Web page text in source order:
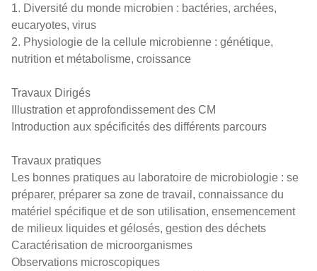
1. Diversité du monde microbien : bactéries, archées,
eucaryotes, virus
2. Physiologie de la cellule microbienne : génétique,
nutrition et métabolisme, croissance
Travaux Dirigés
Illustration et approfondissement des CM
Introduction aux spécificités des différents parcours
Travaux pratiques
Les bonnes pratiques au laboratoire de microbiologie : se
préparer, préparer sa zone de travail, connaissance du
matériel spécifique et de son utilisation, ensemencement
de milieux liquides et gélosés, gestion des déchets
Caractérisation de microorganismes
Observations microscopiques